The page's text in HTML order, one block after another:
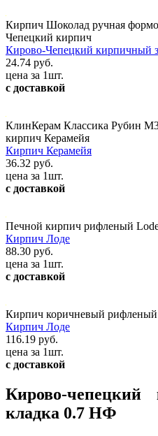
Кирпич Шоколад ручная
Чепецкий кирпич
Кирово-Чепецкий кирпичный
24.74 руб.
цена за 1шт.
с доставкой
КлинКерам Классика Рубин
кирпич Керамейя
Кирпич Керамейя
36.32 руб.
цена за 1шт.
с доставкой
Печной кирпич рифленый
Кирпич Лоде
88.30 руб.
цена за 1шт.
с доставкой
Кирпич коричневый
Кирпич Лоде
116.19 руб.
цена за 1шт.
с доставкой
Кирово-чепецкий
кладка 0.7 НФ